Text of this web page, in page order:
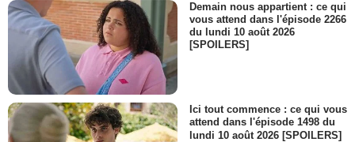
Demain nous appartient : ce qui
vous attend dans l'épisode 2266
du lundi 10 août 2026
[SPOILERS]
Ici tout commence : ce qui vous
attend dans l'épisode 1498 du
lundi 10 août 2026 [SPOILERS]